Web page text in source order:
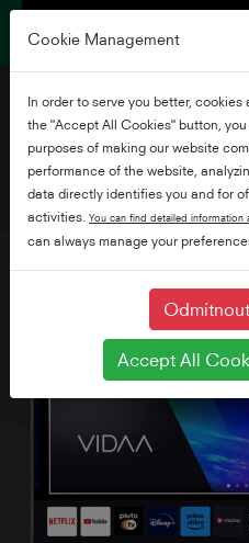
0" W/LV24
Cookie Management
In order to serve you better,
the "Accept All Cookies" button,
purposes of making our website
performance of the website,
data directly identifies you and for
activities. You can find detailed
can always manage your
Accept All